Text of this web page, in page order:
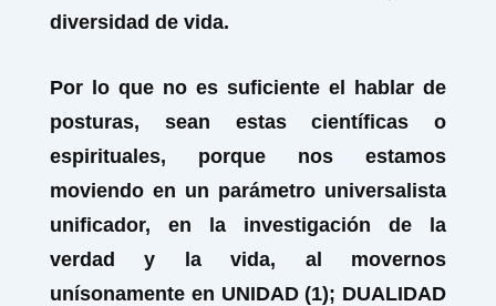
diversidad de vida.
Por lo que no es suficiente el hablar de
posturas, sean estas científicas o
espirituales, porque nos estamos
moviendo en un parámetro universalista
unificador, en la investigación de la
verdad y la vida, al movernos
unísonamente en UNIDAD (1); DUALIDAD